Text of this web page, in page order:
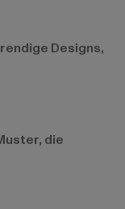
Designs,
die